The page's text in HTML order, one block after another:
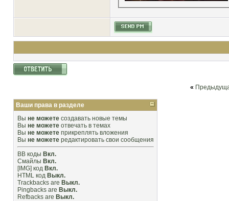
«
Ваши права в разделе
Вы не можете создавать новые темы
Вы не можете отвечать в темах
Вы не можете прикреплять вложения
Вы не можете редактировать свои сообщения
BB коды Вкл.
Смайлы Вкл.
[IMG] код Вкл.
HTML код Выкл.
Trackbacks are Выкл.
Pingbacks are Выкл.
Refbacks are Выкл.